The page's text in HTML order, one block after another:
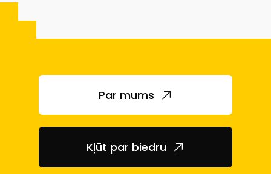
Par mums
Kļūt par biedru